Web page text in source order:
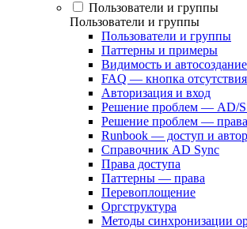
Пользователи и группы
Пользователи и группы
Пользователи и группы
Паттерны и примеры
Видимость и
FAQ — кнопка отсутствия
Авторизация и вход
Решение проблем — AD/
Решение проблем — права
Runbook — доступ и
Справочник AD Sync
Права доступа
Паттерны — права
Перевоплощение
Оргструктура
Методы синхронизации